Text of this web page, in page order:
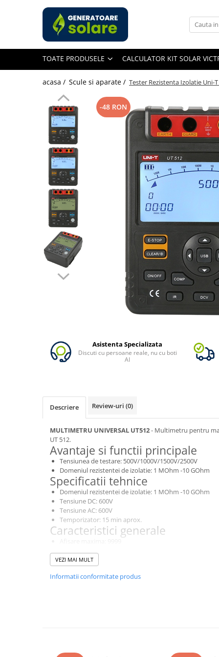
Toate Produsele
Cauta dupa capacitate
Intre 1000-2000W
Intre 2000-3000W
Cauta dupa marca
Vezi toate statiile
Accesorii Statii de Alimentare
Kituri Generatoare Solare
Cauta dupa marca
Toate generatoarele
Panouri Solare Pliabile
Cauta dupa marca
Toate panourile portabile
Kituri solare pentru balcon
TOATE PRODUSELE CALCULATOR KIT SOLAR
acasa / Scule si aparate / Tester Rezistenta Izolatie Uni-
-48 RON
Asistenta Specializata
Discuti cu persoane reale, nu cu boti
AI
Descriere Review-uri (0)
MULTIMETRU UNIVERSAL UT512- Multimetru pentru
UT 512.
Avantaje si functii principale
Tensiunea de testare: 500V/1000V/1500V/2500V
Domeniul rezistentei de izolatie: 1 MOhm -10 GOhm
Specificatii tehnice
Domeniul rezistentei de izolatie: 1 MOhm -10 GOhm
Tensiune DC: 600V
Tensiune AC: 600V
Temporizator: 15 min aprox.
Caracteristici generale
Dimensiune ecran LCD: 123 x 58 mm
Greutate: 1.8 kg
Dimensiuni: 202 x 155 x 94 mm
VEZI MAI MULT
Informatii conformitate produs